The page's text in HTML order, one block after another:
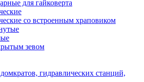
для гайковерта
со встроенным храповиком
зевом
гидравлических станций,